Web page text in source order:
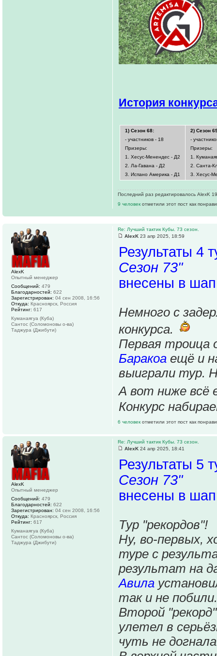
История
1) Сезон 68:
- участников - 18
Призеры:
1. Хесус-Менендес - Д2
2. Ла-Гавана - Д2
3. Испано Америка - Д1
2) Сезон
-
Призеры:
1.
2. Санта-
3. Хесус-
Последний раз редактировалось AlexK
9 человек отметили этот пост как
Re: Лучший тактик Кубы. 73 сезон.
AlexK 23 апр 2025, 18:59
Результаты 4
Сезон 73"
внесены в
Немного с
конкурса.
Первая троица
Баракоа ещё и
выиграли тур.
А вот ниже всё
Конкурс
6 человек отметили этот пост как
AlexK
Опытный менеджер
Сообщений: 479
Благодарностей: 622
Зарегистрирован: 04 сен 2008, 16:56
Откуда: Красноярск, Россия
Рейтинг: 617
Куманаягуа (Куба)
Сантос (Соломоновы о-ва)
Таджура (Джибути)
Re: Лучший тактик Кубы. 73 сезон.
AlexK 24 апр 2025, 18:41
Результаты 5
Сезон 73"
внесены в
Тур "рекордов"!
Ну, во-первых,
туре с
результат на
Авила
так и не побили.
Второй
улетел в
чуть не
AlexK
Опытный менеджер
Сообщений: 479
Благодарностей: 622
Зарегистрирован: 04 сен 2008, 16:56
Откуда: Красноярск, Россия
Рейтинг: 617
Куманаягуа (Куба)
Сантос (Соломоновы о-ва)
Таджура (Джибути)